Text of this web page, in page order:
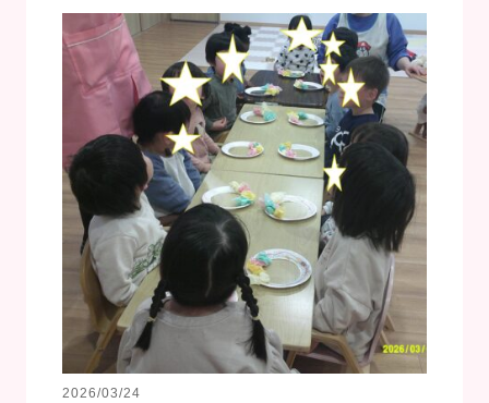
2026/03/24